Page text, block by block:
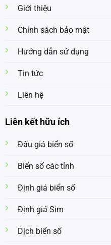
Giới thiệu
Chính sách bảo mật
Hướng dẫn sử dụng
Tin tức
Liên hệ
Liên kết hữu ích
Đấu giá biển số
Biển số các tỉnh
Định giá biển số
Định giá Sim
Dịch biển số